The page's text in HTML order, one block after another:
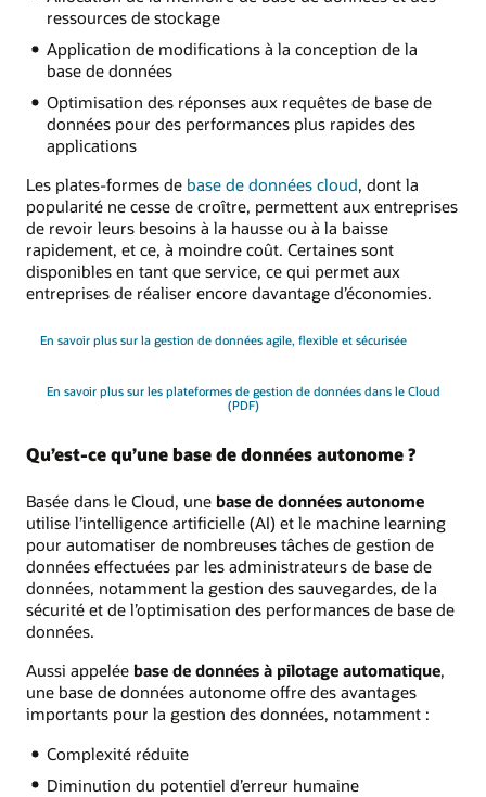
ressources de stockage
Application de modifications à la conception de la
base de données
Optimisation des réponses aux requêtes de base de
données pour des performances plus rapides des
applications
Les plates-formes de base de données cloud, dont la
popularité ne cesse de croître, permettent aux entreprises
de revoir leurs besoins à la hausse ou à la baisse
rapidement, et ce, à moindre coût. Certaines sont
disponibles en tant que service, ce qui permet aux
entreprises de réaliser encore davantage d’économies.
En savoir plus sur la gestion de données agile, flexible et sécurisée
En savoir plus sur les plateformes de gestion de données dans le Cloud
(PDF)
Qu’est-ce qu’une base de données autonome ?
Basée dans le Cloud, une base de données autonome
utilise l’intelligence artificielle (AI) et le machine learning
pour automatiser de nombreuses tâches de gestion de
données effectuées par les administrateurs de base de
données, notamment la gestion des sauvegardes, de la
sécurité et de l’optimisation des performances de base de
données.
Aussi appelée base de données à pilotage automatique,
une base de données autonome offre des avantages
importants pour la gestion des données, notamment :
Complexité réduite
Diminution du potentiel d’erreur humaine